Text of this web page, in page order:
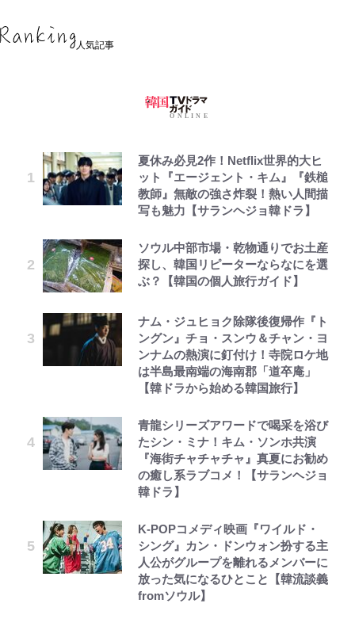
人気記事
夏休み必見2作！Netflix世界的大ヒ
ット『エージェント・キム』『鉄槌
教師』無敵の強さ炸裂！熱い人間描
写も魅力【サランヘジョ韓ドラ】
ソウル中部市場・乾物通りでお土産
探し、韓国リピーターならなにを選
ぶ？【韓国の個人旅行ガイド】
ナム・ジュヒョク除隊後復帰作『ト
ングン』チョ・スンウ＆チャン・ヨ
ンナムの熱演に釘付け！寺院ロケ地
は半島最南端の海南郡「道卒庵」
【韓ドラから始める韓国旅行】
青龍シリーズアワードで喝采を浴び
たシン・ミナ！キム・ソンホ共演
『海街チャチャチャ』真夏にお勧め
の癒し系ラブコメ！【サランヘジョ
韓ドラ】
K-POPコメディ映画『ワイルド・
シング』カン・ドンウォン扮する主
人公がグループを離れるメンバーに
放った気になるひとこと【韓流談義
fromソウル】